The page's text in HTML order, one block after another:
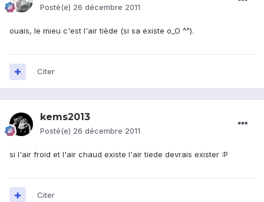
Posté(e) 26 décembre 2011
ouais, le mieu c'est l'air tiède (si sa existe o_O ^^).
Citer
kems2013
Posté(e) 26 décembre 2011
si l'air froid et l'air chaud existe l'air tiede devrais exister :P
Citer